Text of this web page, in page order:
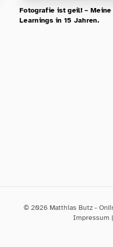
Fotografie ist geil! –
Learnings in 15 Jahren.
© 2026 Matthias Butz -
Impressum |